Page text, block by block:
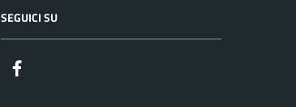
SEGUICI SU